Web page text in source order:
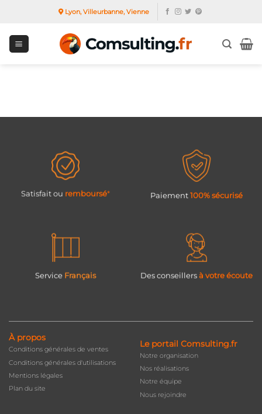
contenu
Lyon, Villeurbanne, Vienne
Satisfait ou remboursé* Paiement100% sécurisé
Service Français Des conseillersà votre écoute
À propos
Conditions générales de ventes
Conditions générales d'utilisations
Mentions légales
Plan du site
Le portail Comsulting.fr
Notre organisation
Nos réalisations
Notre équipe
Nous rejoindre